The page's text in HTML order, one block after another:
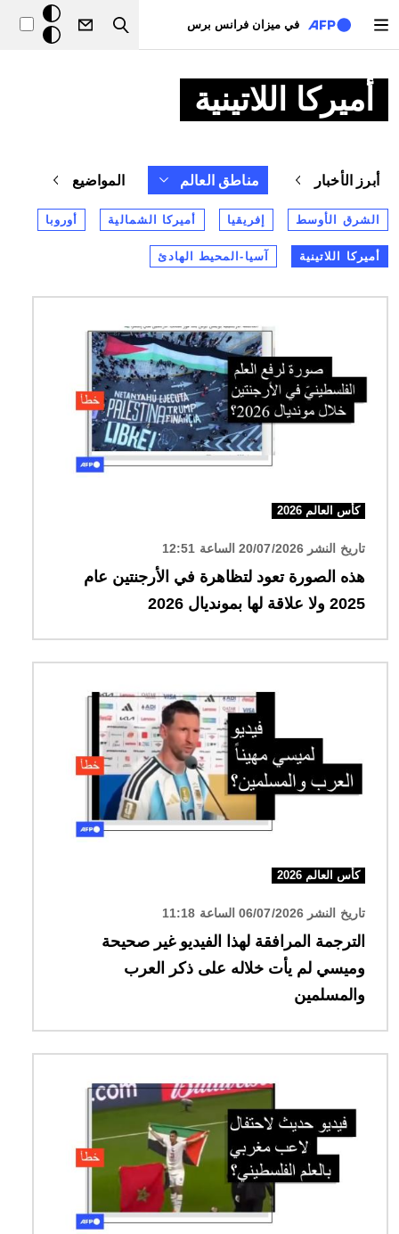
في ميزان فرانس برس
Search
خلفيّة
داكنة
أميركا اللاتينية
أبرز الأخبار مناطق العالم المواضيع
الشرق الأوسط إفريقيا أميركا الشمالية أوروبا
أميركا اللاتينية آسيا-المحيط الهادئ
كأس العالم 2026
تاريخ النشر 20/07/2026 الساعة 12:51
هذه الصورة تعود لتظاهرة في الأرجنتين عام
2025 ولا علاقة لها بمونديال 2026
كأس العالم 2026
تاريخ النشر 06/07/2026 الساعة 11:18
الترجمة المرافقة لهذا الفيديو غير صحيحة
وميسي لم يأت خلاله على ذكر العرب
والمسلمين